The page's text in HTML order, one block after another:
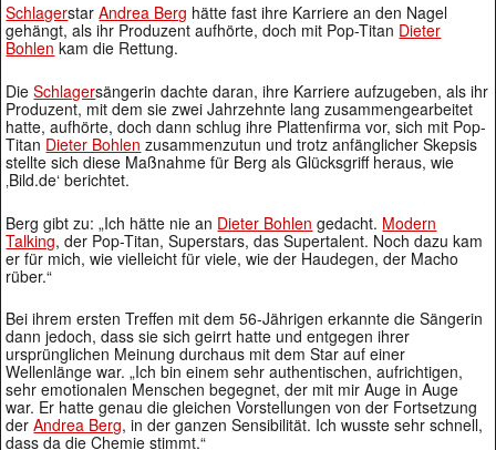
SchlagerstarAndrea Berg hätte fast ihre Karriere an den Nagel
gehängt, als ihr Produzent aufhörte, doch mit Pop-Titan Dieter
Bohlen kam die Rettung.
DieSchlagersängerin dachte daran, ihre Karriere aufzugeben, als ihr
Produzent, mit dem sie zwei Jahrzehnte lang zusammengearbeitet
hatte, aufhörte, doch dann schlug ihre Plattenfirma vor, sich mit Pop-
Titan Dieter Bohlen zusammenzutun und trotz anfänglicher Skepsis
stellte sich diese Maßnahme für Berg als Glücksgriff heraus, wie
‚Bild.de‘ berichtet.
Berg gibt zu: „Ich hätte nie an Dieter Bohlen gedacht. Modern
Talking, der Pop-Titan, Superstars, das Supertalent. Noch dazu kam
er für mich, wie vielleicht für viele, wie der Haudegen, der Macho
rüber.“
Bei ihrem ersten Treffen mit dem 56-Jährigen erkannte die Sängerin
dann jedoch, dass sie sich geirrt hatte und entgegen ihrer
ursprünglichen Meinung durchaus mit dem Star auf einer
Wellenlänge war. „Ich bin einem sehr authentischen, aufrichtigen,
sehr emotionalen Menschen begegnet, der mit mir Auge in Auge
war. Er hatte genau die gleichen Vorstellungen von der Fortsetzung
derAndrea Berg, in der ganzen Sensibilität. Ich wusste sehr schnell,
dass da die Chemie stimmt.“